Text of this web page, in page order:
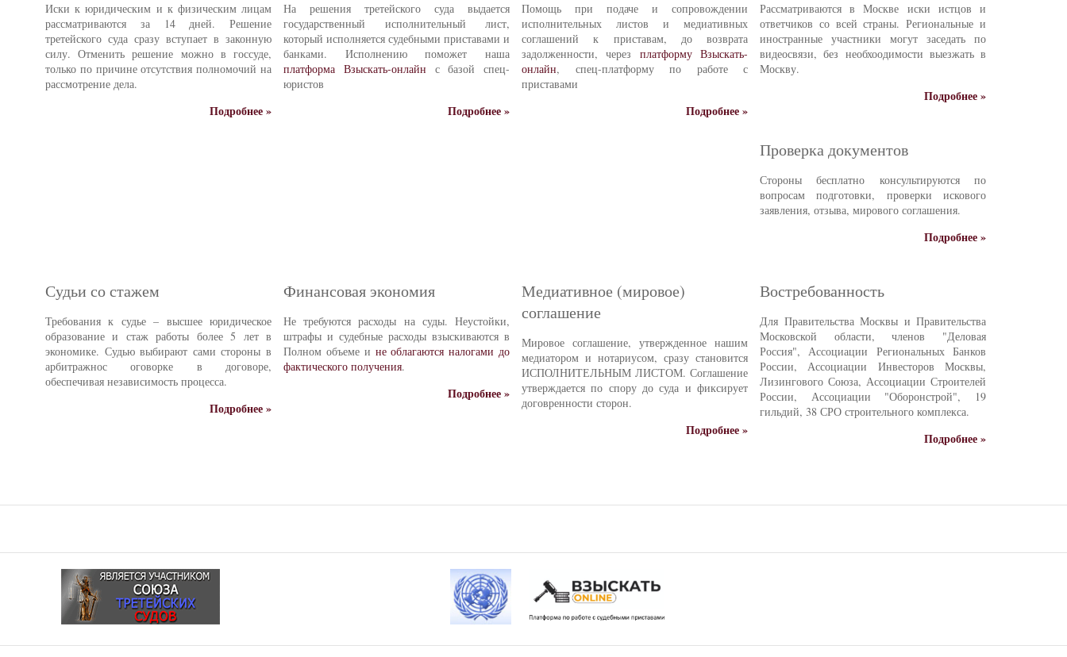
Иски к юридическим и к физическим лицам
рассматриваются за 14 дней. Решение
третейского суда сразу вступает в законную
силу. Отменить решение можно в госсуде,
только по причине отсутствия полномочий на
рассмотрение дела.
Подробнее »
На решения третейского суда выдается
государственный исполнительный лист,
который исполняется судебными приставами и
банками. Исполнению поможет наша
платформа Взыскать-онлайн с базой спец-
юристов
Подробнее »
Помощь при подаче и сопровождении
исполнительных листов и медиативных
соглашений к приставам, до возврата
задолженности, через платформу Взыскать-
онлайн, спец-платформу по работе с
приставами
Подробнее »
Рассматриваются в Москве иски истцов и
ответчиков со всей страны. Региональные и
иностранные участники могут заседать по
видеосвязи, без необхоодимости выезжать в
Москву.
Подробнее »
Проверка документов
Стороны бесплатно консультируются по
вопросам подготовки, проверки искового
заявления, отзыва, мирового соглашения.
Подробнее »
Судьи со стажем
Требования к судье – высшее юридическое
образование и стаж работы более 5 лет в
экономике. Судью выбирают сами стороны в
арбитражнос оговорке в договоре,
обеспечивая независимость процесса.
Подробнее »
Финансовая экономия
Не требуются расходы на суды. Неустойки,
штрафы и судебные расходы взыскиваются в
Полном объеме и не облагаются налогами до
фактического получения.
Подробнее »
Медиативное (мировое)
соглашение
Мировое соглашение, утвержденное нашим
медиатором и нотариусом, сразу становится
ИСПОЛНИТЕЛЬНЫМ ЛИСТОМ. Соглашение
утверждается по спору до суда и фиксирует
договренности сторон.
Подробнее »
Востребованность
Для Правительства Москвы и Правительства
Московской области, членов "Деловая
Россия", Ассоциации Региональных Банков
России, Ассоциации Инвесторов Москвы,
Лизингового Союза, Ассоциации Строителей
России, Ассоциации "Оборонстрой", 19
гильдий, 38 СРО строительного комплекса.
Подробнее »